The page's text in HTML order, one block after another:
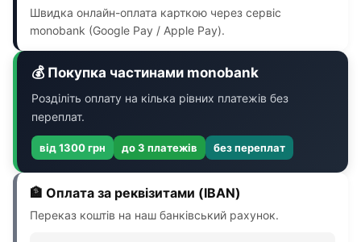
Швидка онлайн-оплата карткою через сервіс
monobank (Google Pay / Apple Pay).
💰 Покупка частинами monobank
Розділіть оплату на кілька рівних платежів без
переплат.
від 1300 грн до 3 платежів без переплат
🏦 Оплата за реквізитами (IBAN)
Переказ коштів на наш банківський рахунок.